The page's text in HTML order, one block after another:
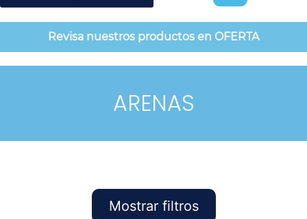
Revisa nuestros productos en OFERTA
ARENAS
Mostrar filtros